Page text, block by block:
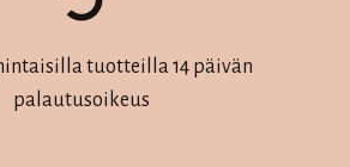
tuotteilla 14 päivän
palautusoikeus